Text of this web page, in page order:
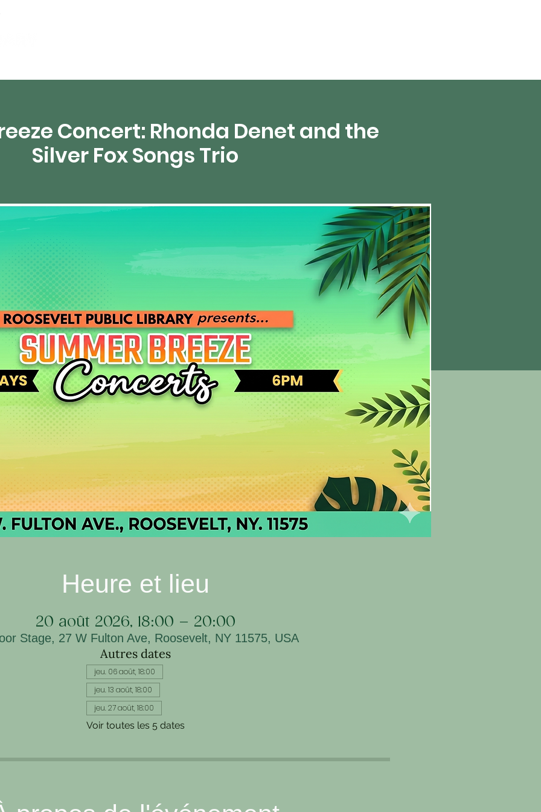
Concert: Rhonda Denet and the
Silver Fox Songs Trio
Heure et lieu
20 août 2026, 18:00 – 20:00
Stage, 27 W Fulton Ave, Roosevelt, NY 11575, USA
Autres dates
jeu. 06 août, 18:00
jeu. 13 août, 18:00
jeu. 27 août, 18:00
Voir toutes les 5 dates